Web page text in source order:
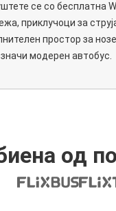
се со бесплатна
приклучоци за
простор за
значи модерен автобус.
од